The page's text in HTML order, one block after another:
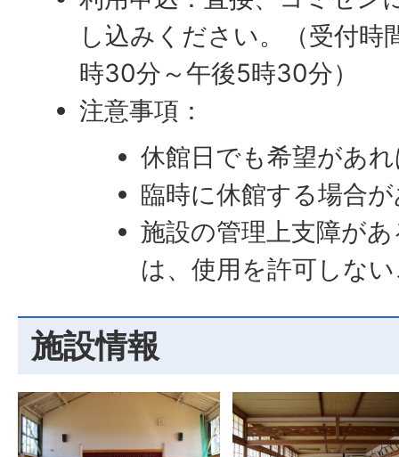
し込みください。（受付時
時30分～午後5時30分）
注意事項：
休館日でも希望があ
臨時に休館する場合
施設の管理上支障が
は、使用を許可しな
施設情報